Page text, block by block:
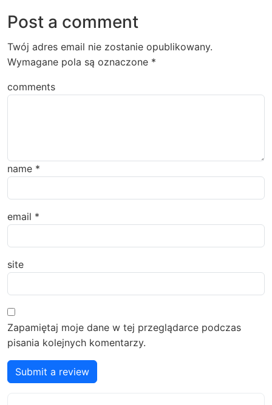
Post a comment
Twój adres email nie zostanie opublikowany.
Wymagane pola są oznaczone *
comments
name *
email *
site
Zapamiętaj moje dane w tej przeglądarce podczas
pisania kolejnych komentarzy.
Submit a review